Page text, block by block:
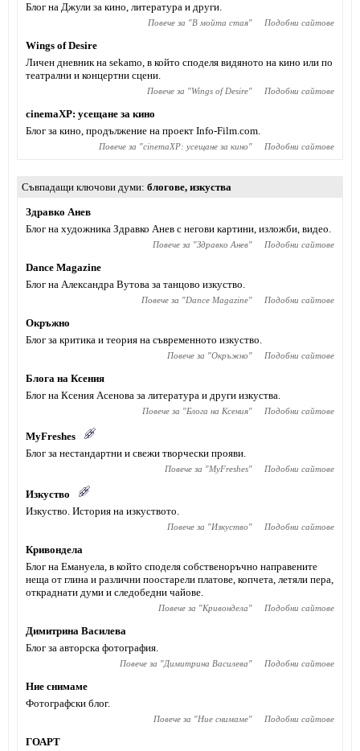
Блог на Джули за кино, литература и други.
Повече за "В мойта стая" Подобни сайтове
Wings of Desire
Личен дневник на sekamo, в който споделя видяното на кино или по
театрални и концертни сцени.
Повече за "Wings of Desire" Подобни сайтове
cinemaXP: усещане за кино
Блог за кино, продължение на проект Info-Film.com.
Повече за "cinemaXP: усещане за кино" Подобни сайтове
Съвпадащи ключови думи блогове, изкуства
Здравко Анев
Блог на художника Здравко Анев с негови картини, изложби, видео.
Повече за "Здравко Анев" Подобни сайтове
Dance Magazine
Блог на Александра Вутова за танцово изкуство.
Повече за "Dance Magazine" Подобни сайтове
Окръжно
Блог за критика и теория на съвременното изкуство.
Повече за "Окръжно" Подобни сайтове
Блога на Ксения
Блог на Ксения Асенова за литература и други изкуства.
Повече за "Блога на Ксения" Подобни сайтове
MyFreshes
Блог за нестандартни и свежи творчески прояви.
Повече за "MyFreshes" Подобни сайтове
Изкуство
Изкуство. История на изкуството.
Повече за "Изкуство" Подобни сайтове
Кривондела
Блог на Емануела, в който споделя собственоръчно направените
неща от глина и различни поостарели платове, копчета, летяли пера,
откраднати думи и следобедни чайове.
Повече за "Кривондела" Подобни сайтове
Димитрина Василева
Блог за авторска фотография.
Повече за "Димитрина Василева" Подобни сайтове
Ние снимаме
Фотографски блог.
Повече за "Ние снимаме" Подобни сайтове
ГОАРТ